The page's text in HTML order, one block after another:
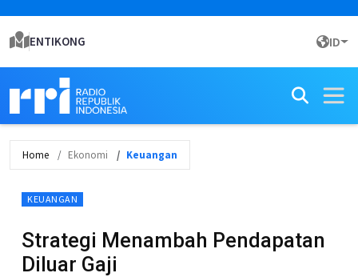
ENTIKONG ID
Home Ekonomi Keuangan
KEUANGAN
Strategi Menambah Pendapatan
Diluar Gaji